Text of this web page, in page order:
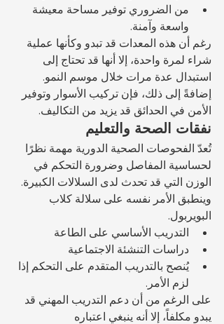
من الضروري توفير مساحة معيشة
واسعة وآمنة.
رغم أن هذه المعدات قد تبدو وكأنها عملية
شراء لمرة واحدة، إلا أنها قد تحتاج إلى
استبدال عدة مرات خلال موسم النمو.
إضافةً إلى ذلك، فإن تركيب الأسوار وتوفير
الأمن في الحدائق قد يزيد من التكاليف.
نفقات الصحة والتعليم
تُعدّ الفحوصات الصحية الدورية مهمة نظرًا
لحساسية المفاصل وضرورة التحكم في
الوزن التي قد تحدث لدى السلالات الكبيرة.
وينطبق الأمر نفسه على سلالة كلاب
البويربول.
التدريب الأساسي على الطاعة
دراسات التنشئة الاجتماعية
يُنصح بالتدريب المتقدم على التحكم إذا
لزم الأمر.
على الرغم من أن دعم التدريب المهني قد
يبدو مكلفاً، إلا أنه ينبغي اعتباره